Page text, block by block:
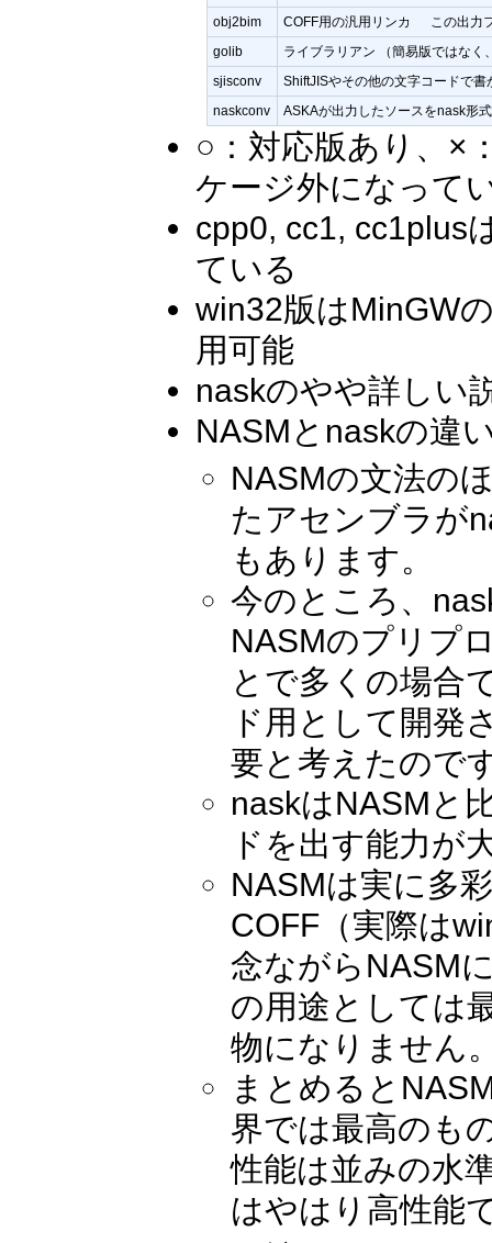
obj2bim COFF用の汎用リンカ この出力
golib ライブラリアン （簡易版ではなく
sjisconv ShiftJISやその他の文字コードで
naskconv ASKAが出力したソースをnask形
○：対応版あり、×
ケージ外になって
cpp0, cc1, cc1plus
ている
win32版はMinGW
用可能
naskのやや詳し
NASMとnaskの違
NASMの文法の
たアセンブラが
もあります。
今のところ、
NASMのプリプ
とで多くの場合
ド用として開発
要と考えたので
naskはNASMと
ドを出す能力が
NASMは実に多
COFF（実際は
念ながらNASM
の用途としては
物になりません
まとめると
界では最高のも
性能は並みの水
はやはり高性能